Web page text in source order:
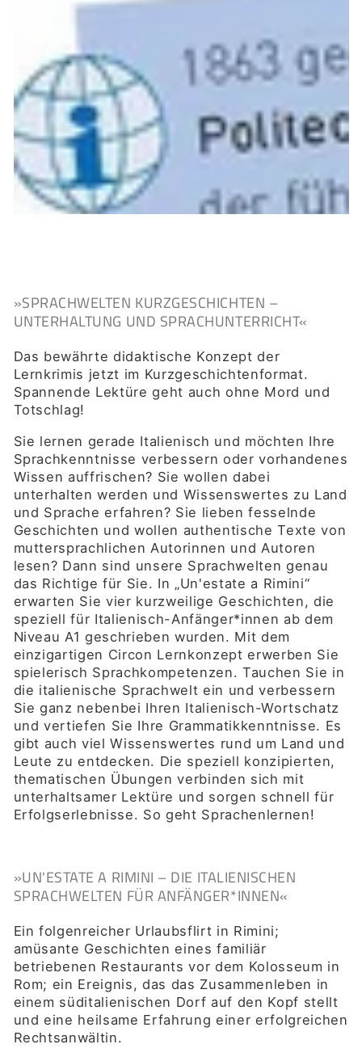
»SPRACHWELTEN KURZGESCHICHTEN –
UNTERHALTUNG UND SPRACHUNTERRICHT«
Das bewährte didaktische Konzept der
Lernkrimis jetzt im Kurzgeschichtenformat.
Spannende Lektüre geht auch ohne Mord und
Totschlag!
Sie lernen gerade Italienisch und möchten Ihre
Sprachkenntnisse verbessern oder vorhandenes
Wissen auffrischen? Sie wollen dabei
unterhalten werden und Wissenswertes zu Land
und Sprache erfahren? Sie lieben fesselnde
Geschichten und wollen authentische Texte von
muttersprachlichen Autorinnen und Autoren
lesen? Dann sind unsere Sprachwelten genau
das Richtige für Sie. In „Un'estate a Rimini“
erwarten Sie vier kurzweilige Geschichten, die
speziell für Italienisch-Anfänger*innen ab dem
Niveau A1 geschrieben wurden. Mit dem
einzigartigen Circon Lernkonzept erwerben Sie
spielerisch Sprachkompetenzen. Tauchen Sie in
die italienische Sprachwelt ein und verbessern
Sie ganz nebenbei Ihren Italienisch-Wortschatz
und vertiefen Sie Ihre Grammatikkenntnisse. Es
gibt auch viel Wissenswertes rund um Land und
Leute zu entdecken. Die speziell konzipierten,
thematischen Übungen verbinden sich mit
unterhaltsamer Lektüre und sorgen schnell für
Erfolgserlebnisse. So geht Sprachenlernen!
»UN'ESTATE A RIMINI – DIE ITALIENISCHEN
SPRACHWELTEN FÜR ANFÄNGER*INNEN«
Ein folgenreicher Urlaubsflirt in Rimini;
amüsante Geschichten eines familiär
betriebenen Restaurants vor dem Kolosseum in
Rom; ein Ereignis, das das Zusammenleben in
einem süditalienischen Dorf auf den Kopf stellt
und eine heilsame Erfahrung einer erfolgreichen
Rechtsanwältin.